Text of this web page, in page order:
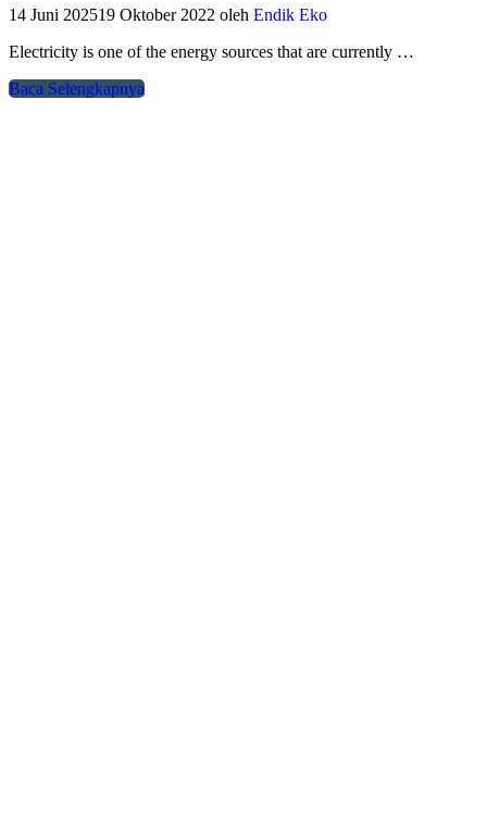
14 Juni 202519 Oktober 2022 oleh Endik Eko
Electricity is one of the energy sources that are currently …
Baca Selengkapnya